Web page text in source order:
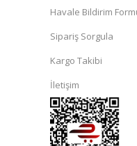
Havale Bildirim
Sipariş Sorgula
Kargo Takibi
İletişim